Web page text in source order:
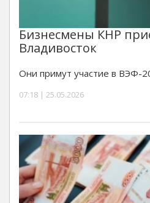
Бизнесмены КНР
Владивосток
Они примут участие в ВЭФ-
07:18 | 25.05.2026